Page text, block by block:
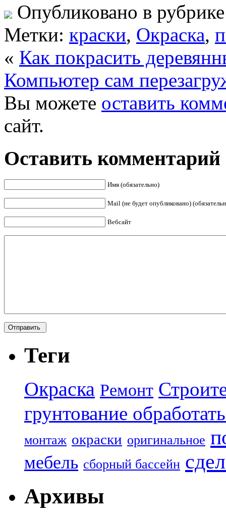
Опубликовано в
Метки: краски, Окраска,
« Как покрасить
Компьютер сам
Вы можете оставить
сайт.
Оставить комментарий
Имя (обязательно)
Mail (не будет опубликовано)
Вебсайт
Теги
Окраска Ремонт
грунтование
монтаж окраски оригинальное
мебель сборный бассейн
Архивы